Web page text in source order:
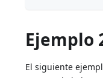
Ejemplo
El siguiente